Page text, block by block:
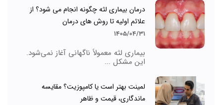
درمان بیماری لثه چگونه انجام می شود؟ از
علائم اولیه تا روش های درمان
1405/04/31
بیماری لثه معمولاً ناگهانی آغاز نمی‌شود.
این مشکل ...
لمینت بهتر است یا کامپوزیت؟ مقایسه
ماندگاری، قیمت و ظاهر